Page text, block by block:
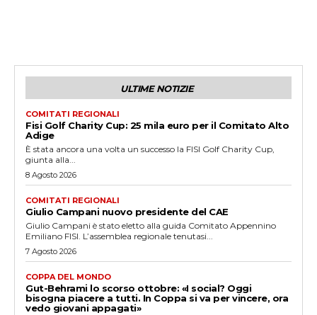
ULTIME NOTIZIE
COMITATI REGIONALI
Fisi Golf Charity Cup: 25 mila euro per il Comitato Alto
Adige
È stata ancora una volta un successo la FISI Golf Charity Cup,
giunta alla...
8 Agosto 2026
COMITATI REGIONALI
Giulio Campani nuovo presidente del CAE
Giulio Campani è stato eletto alla guida Comitato Appennino
Emiliano FISI. L’assemblea regionale tenutasi...
7 Agosto 2026
COPPA DEL MONDO
Gut-Behrami lo scorso ottobre: «I social? Oggi
bisogna piacere a tutti. In Coppa si va per vincere, ora
vedo giovani appagati»